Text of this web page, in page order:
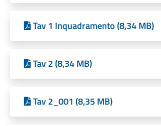
Tav 1 Inquadramento (8,34 MB)
Tav 2 (8,34 MB)
Tav 2_001 (8,35 MB)